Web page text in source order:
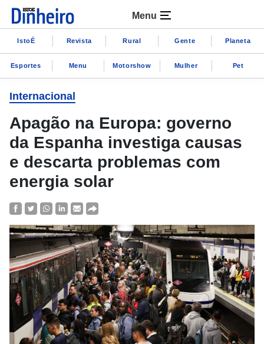
Menu
IstoÉ Revista Rural Gente Planeta
Esportes Menu Motorshow Mulher Pet
Internacional
Apagão na Europa: governo
da Espanha investiga causas
e descarta problemas com
energia solar